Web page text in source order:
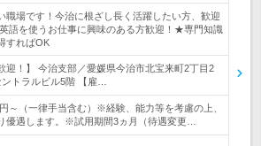
職場です！今治に根ざし長く活躍したい方、歓迎
語を使うお仕事に興味のある方歓迎！★専門知識
すればOK
迎！】 今治支部／愛媛県今治市北宝来町2丁目2
トラルビル5階 【雇…
～（一律手当含む）※経験、能力等を考慮の上、
優遇します。※試用期間3ヵ月（待遇変更…